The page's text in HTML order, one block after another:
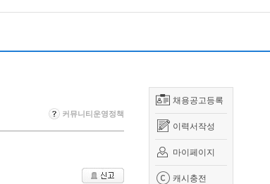
채용공고등록
이력서작성
마이페이지
캐시충전
커뮤니티운영정책